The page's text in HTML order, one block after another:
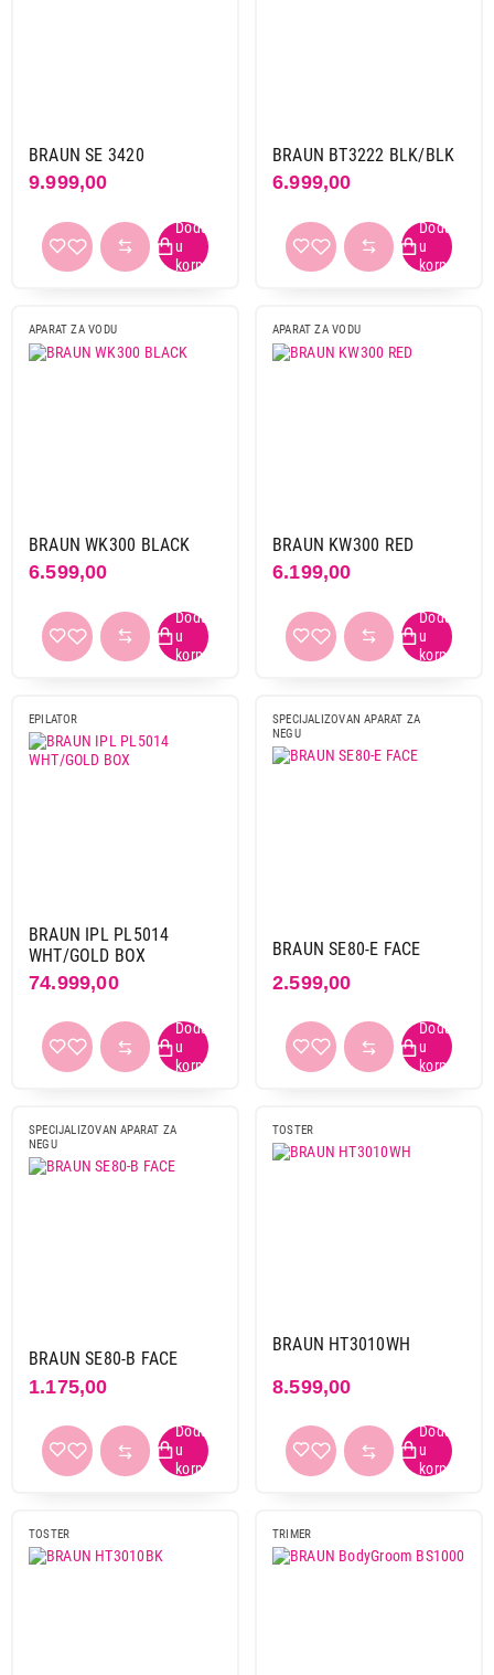
BRAUN SE 3420
9.999,00
BRAUN BT3222 BLK/BLK
6.999,00
APARAT ZA VODU
BRAUN WK300 BLACK
6.599,00
APARAT ZA VODU
BRAUN KW300 RED
6.199,00
EPILATOR
BRAUN IPL PL5014
WHT/GOLD BOX
74.999,00
SPECIJALIZOVAN APARAT ZA
NEGU
BRAUN SE80-E FACE
2.599,00
SPECIJALIZOVAN APARAT ZA
NEGU
BRAUN SE80-B FACE
1.175,00
TOSTER
BRAUN HT3010WH
8.599,00
TOSTER TRIMER